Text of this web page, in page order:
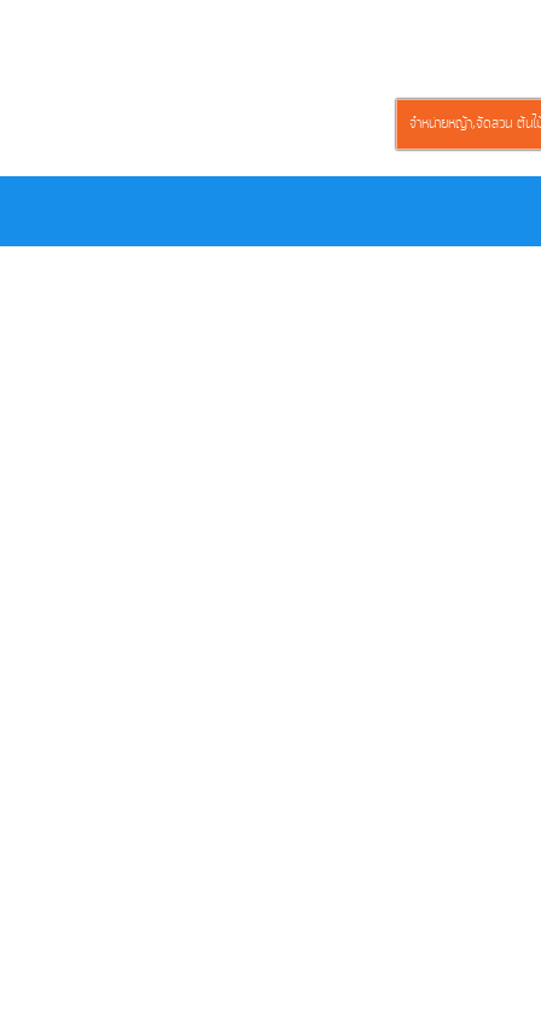
จำหน่ายหญ้า,จัดสวน ต้น